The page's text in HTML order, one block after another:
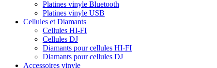
Platines vinyle Bluetooth
Platines vinyle USB
Cellules et Diamants
Cellules HI-FI
Cellules DJ
Diamants pour cellules HI-FI
Diamants pour cellules DJ
Accessoires vinyle